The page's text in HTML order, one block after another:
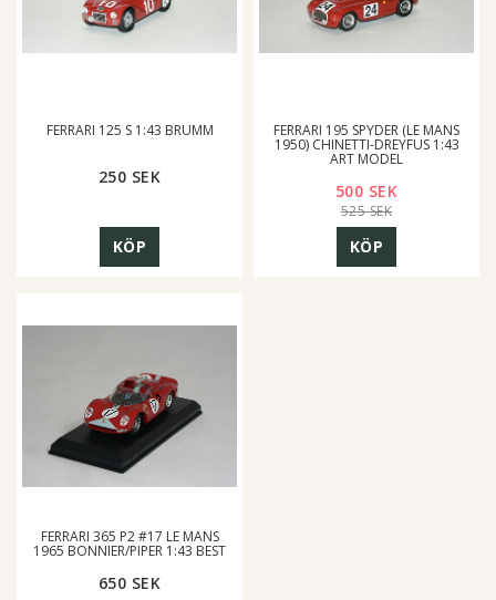
FERRARI 125 S 1:43 BRUMM
250 SEK
KÖP
FERRARI 195 SPYDER (LE MANS
1950) CHINETTI-DREYFUS 1:43
ART MODEL
525 SEK
500 SEK
KÖP
FERRARI 365 P2 #17 LE MANS
1965 BONNIER/PIPER 1:43 BEST
650 SEK